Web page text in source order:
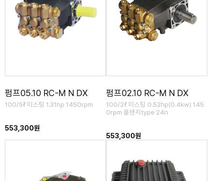
펌프05.10 RC-M N DX
100/5ℓ 미스팅 1.31hp 1450rpm
553,300원
펌프02.10 RC-M N DX
100/2ℓ 미스팅 0.52hp(0.4kw) 145
0rpm 플랜지type 24n
553,300원